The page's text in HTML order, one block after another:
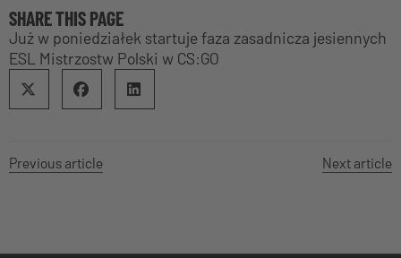
SHARE THIS PAGE
Już w poniedziałek startuje faza zasadnicza jesiennych
ESL Mistrzostw Polski w CS:GO
Previous article Next article